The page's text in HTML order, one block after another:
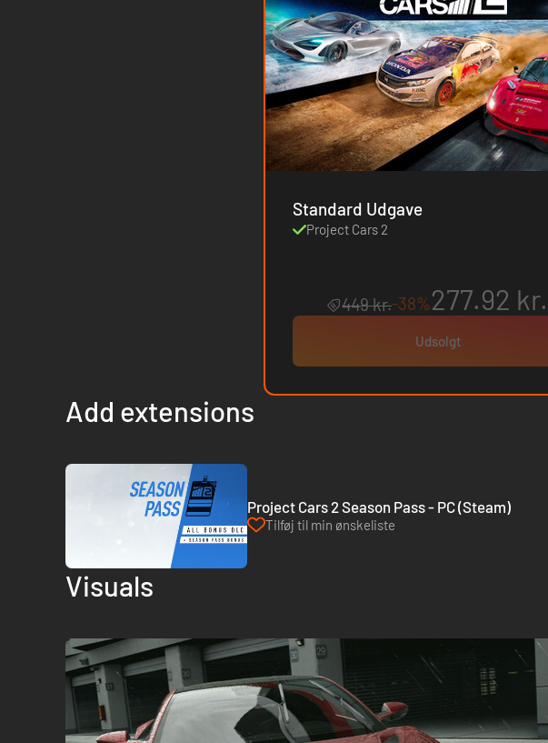
Standard Udgave
Project Cars 2
449 kr.-38%277.92 kr.
Udsolgt
Add extensions
Project Cars 2 Season Pass - PC (Steam)
Tilføj til min ønskeliste
Visuals